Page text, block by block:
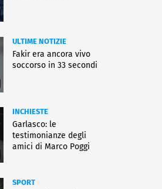
ULTIME NOTIZIE
Fakir era ancora vivo
soccorso in 33 secondi
INCHIESTE
Garlasco: le
testimonianze degli
amici di Marco Poggi
SPORT